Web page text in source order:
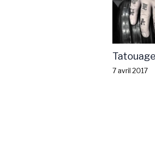
7 avril 2017